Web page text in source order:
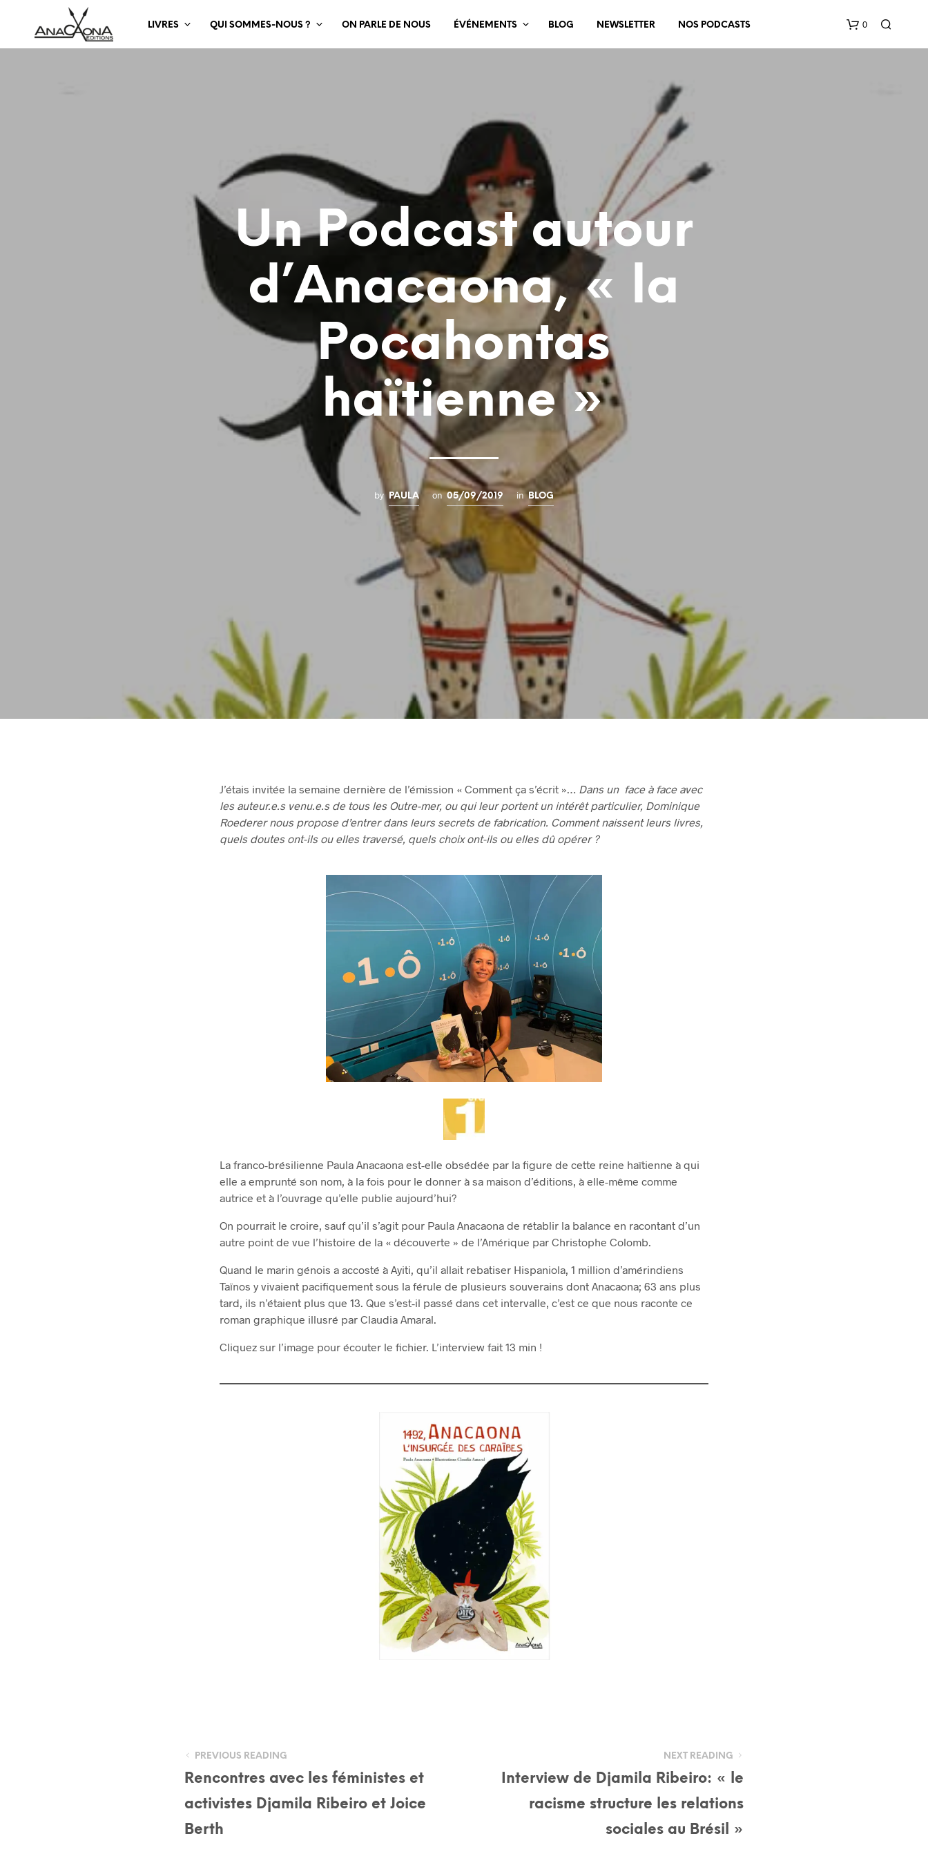
LIVRES QUI SOMMES-NOUS ? ON PARLE DE NOUS ÉVÉNEMENTS BLOG NEWSLETTER NOS PODCASTS 0
Un Podcast autour
d’Anacaona, « la
Pocahontas
haïtienne »
by PAULA on 05/09/2019 in BLOG
J’étais invitée la semaine dernière de l’émission « Comment ça s’écrit »… Dans un face à face avec
les auteur.e.s venu.e.s de tous les Outre-mer, ou qui leur portent un intérêt particulier, Dominique
Roederer nous propose d’entrer dans leurs secrets de fabrication. Comment naissent leurs livres,
quels doutes ont-ils ou elles traversé, quels choix ont-ils ou elles dû opérer ?
La franco-brésilienne Paula Anacaona est-elle obsédée par la figure de cette reine haïtienne à qui
elle a emprunté son nom, à la fois pour le donner à sa maison d’éditions, à elle-même comme
autrice et à l’ouvrage qu’elle publie aujourd’hui?
On pourrait le croire, sauf qu’il s’agit pour Paula Anacaona de rétablir la balance en racontant d’un
autre point de vue l’histoire de la « découverte » de l’Amérique par Christophe Colomb.
Quand le marin génois a accosté à Ayiti, qu’il allait rebatiser Hispaniola, 1 million d’amérindiens
Taïnos y vivaient pacifiquement sous la férule de plusieurs souverains dont Anacaona; 63 ans plus
tard, ils n’étaient plus que 13. Que s’est-il passé dans cet intervalle, c’est ce que nous raconte ce
roman graphique illusré par Claudia Amaral.
Cliquez sur l’image pour écouter le fichier. L’interview fait 13 min !
PREVIOUS READING
Rencontres avec les féministes et
activistes Djamila Ribeiro et Joice
Berth
NEXT READING
Interview de Djamila Ribeiro: « le
racisme structure les relations
sociales au Brésil »